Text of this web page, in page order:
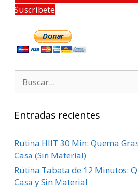
Suscríbete
Entradas recientes
Rutina HIIT 30 Min: Quema
Casa (Sin Material)
Rutina Tabata de 12 Minutos:
Casa y Sin Material